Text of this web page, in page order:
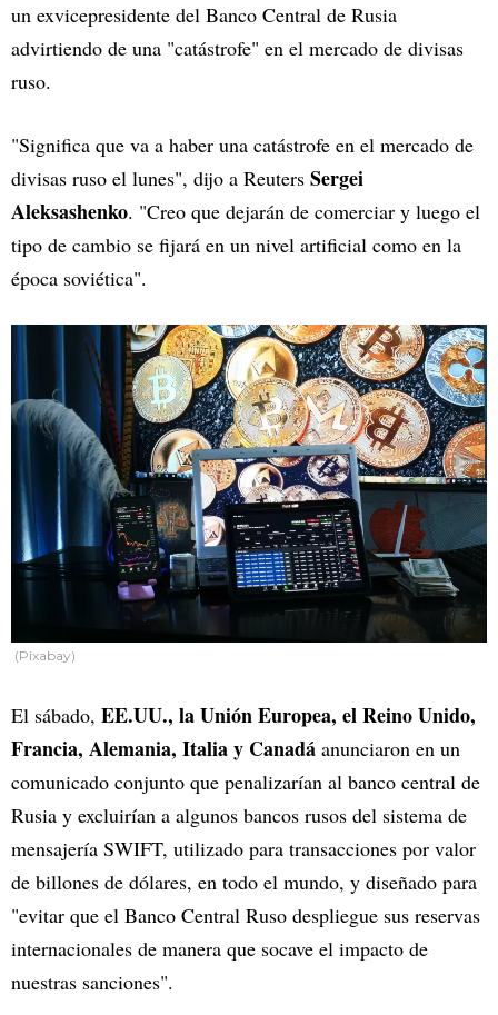
un exvicepresidente del Banco Central de Rusia
advirtiendo de una "catástrofe" en el mercado de divisas
ruso.
"Significa que va a haber una catástrofe en el mercado de
divisas ruso el lunes", dijo a Reuters Sergei
Aleksashenko. "Creo que dejarán de comerciar y luego el
tipo de cambio se fijará en un nivel artificial como en la
época soviética".
(Pixabay)
El sábado, EE.UU., la Unión Europea, el Reino Unido,
Francia, Alemania, Italia y Canadá anunciaron en un
comunicado conjunto que penalizarían al banco central de
Rusia y excluirían a algunos bancos rusos del sistema de
mensajería SWIFT, utilizado para transacciones por valor
de billones de dólares, en todo el mundo, y diseñado para
"evitar que el Banco Central Ruso despliegue sus reservas
internacionales de manera que socave el impacto de
nuestras sanciones".